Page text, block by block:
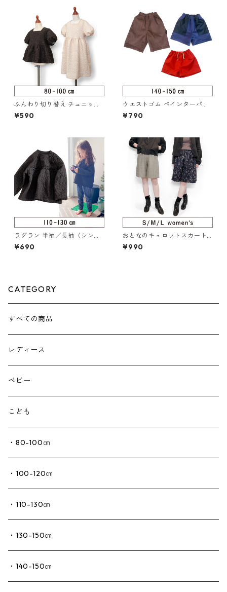
ふんわり切り替え チュニック
／ワンピース 80-100（124-
085-2）
¥590
ウエストゴム ペインターパン
ツ 140-150（217-014-4）
¥790
ラグラン 半袖／長袖（シンプ
ルでちょっと幅広） 110-130
（122-079-3）
¥690
おとなのキュロットスカート S
ML（222-077-5）
¥990
CATEGORY
すべての商品
レディース
ベビー
こども
・80-100㎝
・100-120㎝
・110-130㎝
・130-150㎝
・140-150㎝